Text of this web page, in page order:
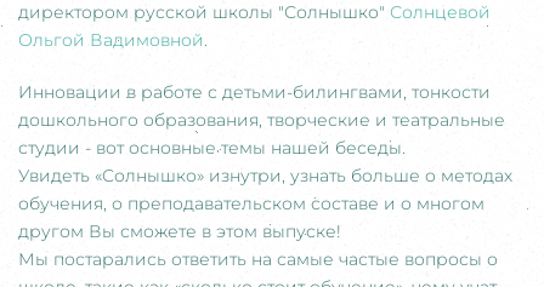
директором русской школы "Солнышко" Солнцевой
Ольгой Вадимовной.
Инновации в работе с детьми-билингвами, тонкости
дошкольного образования, творческие и театральные
студии - вот основные темы нашей беседы.
Увидеть «Солнышко» изнутри, узнать больше о методах
обучения, о преподавательском составе и о многом
другом Вы сможете в этом выпуске!
Мы постарались ответить на самые частые вопросы о